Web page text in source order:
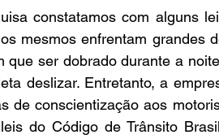
constatamos com alguns
mesmos enfrentam grandes
que ser dobrado durante a
deslizar. Entretanto, a
de conscientização aos
do Código de Trânsito